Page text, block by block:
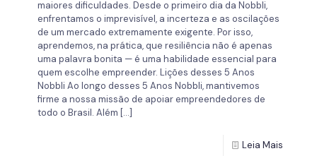
maiores dificuldades. Desde o primeiro dia da Nobbli,
enfrentamos o imprevisível, a incerteza e as oscilações
de um mercado extremamente exigente. Por isso,
aprendemos, na prática, que resiliência não é apenas
uma palavra bonita — é uma habilidade essencial para
quem escolhe empreender. Lições desses 5 Anos
Nobbli Ao longo desses 5 Anos Nobbli, mantivemos
firme a nossa missão de apoiar empreendedores de
todo o Brasil. Além […]
Leia Mais